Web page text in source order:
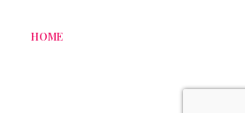
HOME